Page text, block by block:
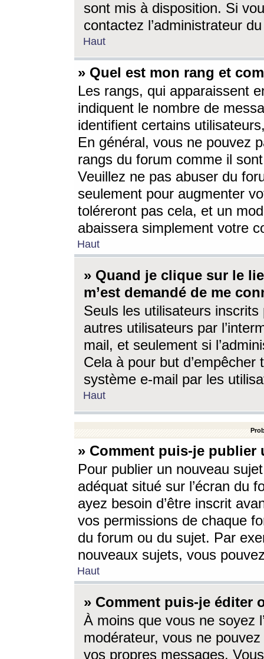
sont mis à disposition. Si
contactez l’administrateur
Haut
» Quel est mon rang et
Les rangs, qui apparaissent
indiquent le nombre de
identifient certains
En général, vous ne pouvez
rangs du forum comme il
Veuillez ne pas abuser du
seulement pour augmenter
toléreront pas cela, et un
abaissera simplement votre
Haut
» Quand je clique sur le
m’est demandé de me
Seuls les utilisateurs
autres utilisateurs par
mail, et seulement si
Cela à pour but
système e-mail par les
Haut
» Comment puis-je
Pour publier un nouveau
adéquat situé sur l’écran du
ayez besoin d’être inscrit
vos permissions de chaque
du forum ou du sujet. Par
nouveaux sujets, vous
Haut
» Comment puis-je éditer
À moins que vous ne soyez
modérateur, vous ne
vos propres messages.